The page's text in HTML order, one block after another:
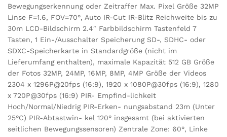
Bewegungserkennung oder Zeitraffer Max. Pixel Größe 32MP
Linse F=1.6, FOV=70°, Auto IR-Cut IR-Blitz Reichweite bis zu
30m LCD-Bildschirm 2.4″ Farbbildschirm Tastenfeld 7
Tasten, 1 Ein-/Ausschalter Speicherung SD-, SDHC- oder
SDXC-Speicherkarte in Standardgröße (nicht im
Lieferumfang enthalten), maximale Kapazität 512 GB Größe
der Fotos 32MP, 24MP, 16MP, 8MP, 4MP Größe der Videos
2304 x 1296P@20fps (16:9), 1920 x 1080P@30fps (16:9), 1280
x 720P@30fps (16:9) PIR- Empfind-lichkeit
Hoch/Normal/Niedrig PIR-Erken- nungsabstand 23m (Unter
25°C) PIR-Abtastwin- kel 120° insgesamt (bei aktivierten
seitlichen Bewegungssensoren) Zentrale Zone: 60°, Linke